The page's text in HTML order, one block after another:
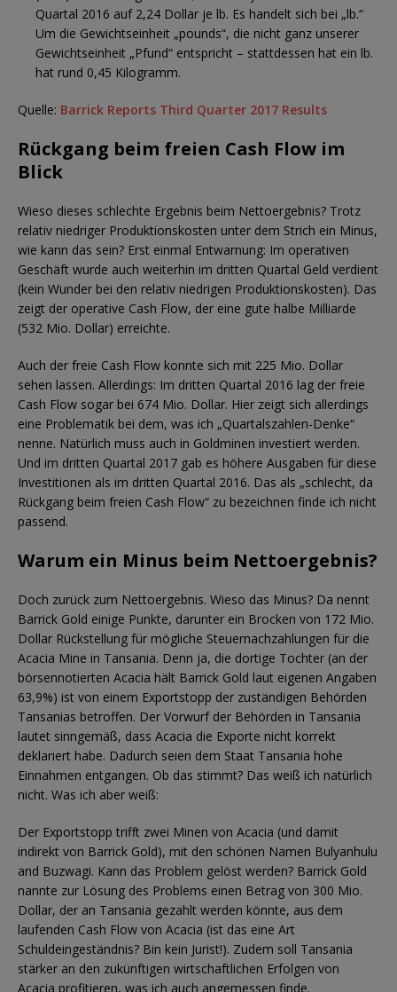
Quartal 2016 auf 2,24 Dollar je lb. Es handelt sich bei „lb.“
Um die Gewichtseinheit „pounds“, die nicht ganz unserer
Gewichtseinheit „Pfund“ entspricht – stattdessen hat ein lb.
hat rund 0,45 Kilogramm.
Quelle: Barrick Reports Third Quarter 2017 Results
Rückgang beim freien Cash Flow im
Blick
Wieso dieses schlechte Ergebnis beim Nettoergebnis? Trotz
relativ niedriger Produktionskosten unter dem Strich ein Minus,
wie kann das sein? Erst einmal Entwarnung: Im operativen
Geschäft wurde auch weiterhin im dritten Quartal Geld verdient
(kein Wunder bei den relativ niedrigen Produktionskosten). Das
zeigt der operative Cash Flow, der eine gute halbe Milliarde
(532 Mio. Dollar) erreichte.
Auch der freie Cash Flow konnte sich mit 225 Mio. Dollar
sehen lassen. Allerdings: Im dritten Quartal 2016 lag der freie
Cash Flow sogar bei 674 Mio. Dollar. Hier zeigt sich allerdings
eine Problematik bei dem, was ich „Quartalszahlen-Denke“
nenne. Natürlich muss auch in Goldminen investiert werden.
Und im dritten Quartal 2017 gab es höhere Ausgaben für diese
Investitionen als im dritten Quartal 2016. Das als „schlecht, da
Rückgang beim freien Cash Flow“ zu bezeichnen finde ich nicht
passend.
Warum ein Minus beim Nettoergebnis?
Doch zurück zum Nettoergebnis. Wieso das Minus? Da nennt
Barrick Gold einige Punkte, darunter ein Brocken von 172 Mio.
Dollar Rückstellung für mögliche Steuernachzahlungen für die
Acacia Mine in Tansania. Denn ja, die dortige Tochter (an der
börsennotierten Acacia hält Barrick Gold laut eigenen Angaben
63,9%) ist von einem Exportstopp der zuständigen Behörden
Tansanias betroffen. Der Vorwurf der Behörden in Tansania
lautet sinngemäß, dass Acacia die Exporte nicht korrekt
deklariert habe. Dadurch seien dem Staat Tansania hohe
Einnahmen entgangen. Ob das stimmt? Das weiß ich natürlich
nicht. Was ich aber weiß:
Der Exportstopp trifft zwei Minen von Acacia (und damit
indirekt von Barrick Gold), mit den schönen Namen Bulyanhulu
and Buzwagi. Kann das Problem gelöst werden? Barrick Gold
nannte zur Lösung des Problems einen Betrag von 300 Mio.
Dollar, der an Tansania gezahlt werden könnte, aus dem
laufenden Cash Flow von Acacia (ist das eine Art
Schuldeingeständnis? Bin kein Jurist!). Zudem soll Tansania
stärker an den zukünftigen wirtschaftlichen Erfolgen von
Acacia profitieren, was ich auch angemessen finde.